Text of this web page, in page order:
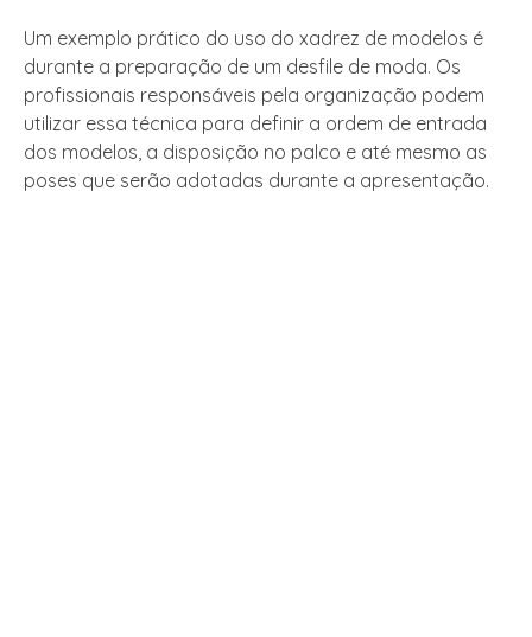
Um exemplo prático do uso do xadrez de modelos é
durante a preparação de um desfile de moda. Os
profissionais responsáveis pela organização podem
utilizar essa técnica para definir a ordem de entrada
dos modelos, a disposição no palco e até mesmo as
poses que serão adotadas durante a apresentação.